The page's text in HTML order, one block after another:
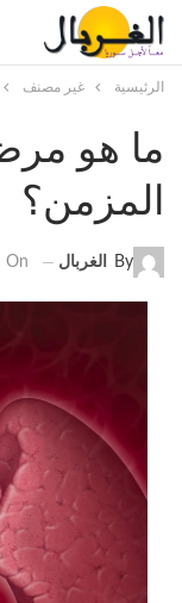
الرئيسية غير مصنف
ما هو
المزمن؟
By الغربال On